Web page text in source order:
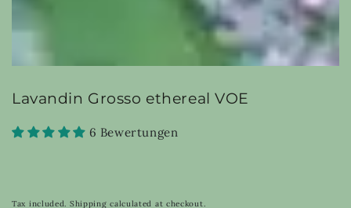
Lavandin Grosso ethereal VOE
6 Bewertungen
Tax included. Shipping calculated at checkout.